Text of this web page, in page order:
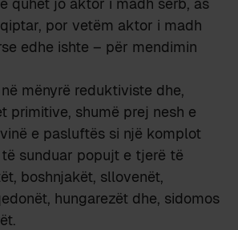
por vetëm aktor i madh
edhe ishte – për mendimin
mënyrë reduktiviste dhe,
primitive, shumë prej nesh e
e pasluftës si një komplot
sunduar popujt e tjerë të
boshnjakët, sllovenët,
hungarezët dhe, sidomos